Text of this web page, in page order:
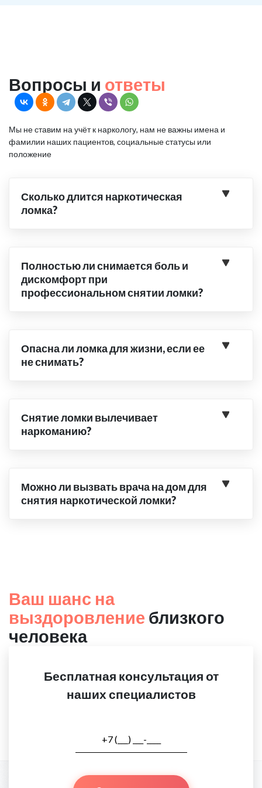
Вопросы и ответы
Мы не ставим на учёт к наркологу, нам не важны имена и
фамилии наших пациентов, социальные статусы или
положение
Сколько длится наркотическая
ломка?
Полностью ли снимается боль и
дискомфорт при
профессиональном снятии ломки?
Опасна ли ломка для жизни, если ее
не снимать?
Снятие ломки вылечивает
наркоманию?
Можно ли вызвать врача на дом для
снятия наркотической ломки?
Ваш шанс на
выздоровление близкого
человека
Бесплатная консультация от
наших специалистов